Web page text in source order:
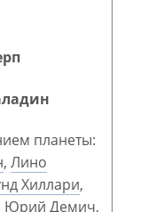
планеты:
, Лино
Хиллари,
Юрий Демич,